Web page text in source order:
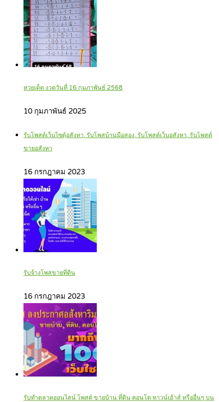
หวยเด็ด งวดวันที่ 16 กุมภาพันธ์ 2568
10 กุมภาพันธ์ 2025
รับโพสต์เว็บไซตฺ์อสังหา, รับโพสบ้านมือสอง, รับโพสต์เว็บอสังหา, รับโพสต์
ขายอสังหา
16 กรกฎาคม 2023
รับจ้างโพสขายที่ดิน
16 กรกฎาคม 2023
รับทำตลาดออนไลน์ โพสต์ ขายบ้าน ที่ดิน คอนโด ทาวน์เฮ้าส์ หรืออื่นๆ บน